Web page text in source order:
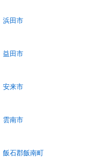
浜田市
益田市
安来市
雲南市
飯石郡飯南町